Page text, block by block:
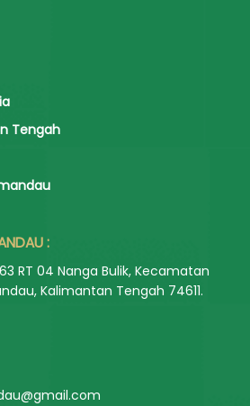
Tengah
:
RT 04 Nanga Bulik, Kecamatan
Kalimantan Tengah 74611.